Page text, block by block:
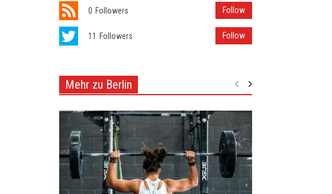
0 Followers Follow
11 Followers Follow
Mehr zu Berlin